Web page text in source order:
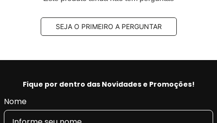
SEJA O PRIMEIRO A PERGUNTAR
Fique por dentro das Novidades e Promoções!
Nome